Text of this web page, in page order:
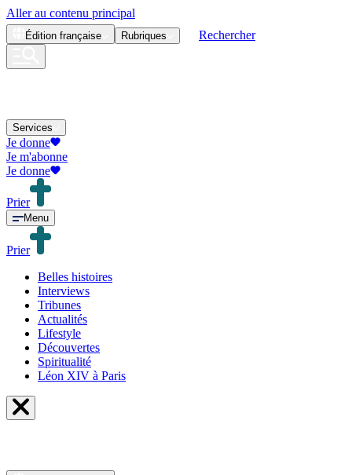
Aller au contenu principal
Édition française Rubriques Rechercher
Services
Je donne
Je m'abonne
Je donne
Prier
Menu
Prier
Belles histoires
Interviews
Tribunes
Actualités
Lifestyle
Découvertes
Spiritualité
Léon XIV à Paris